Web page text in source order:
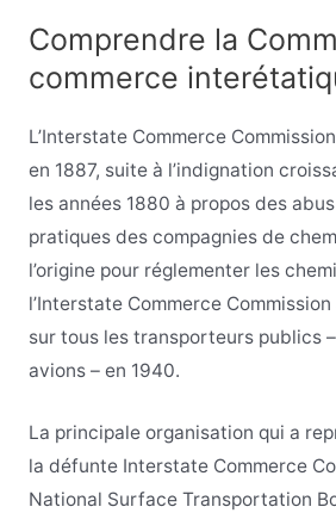
Comprendre la
commerce
L’Interstate Commerce
en 1887, suite à l’indignation
les années 1880 à propos des
pratiques des compagnies de
l’origine pour réglementer les
l’Interstate Commerce
sur tous les transporteurs publics
avions – en 1940.
La principale organisation qui a
la défunte Interstate Commerce
National Surface Transportation